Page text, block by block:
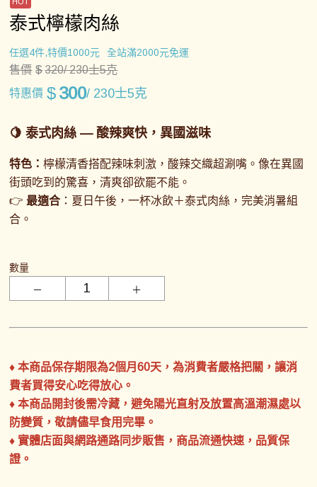
泰式檸檬肉絲
任選4件,特價1000元 全站滿2000元免運
售價 $320/ 230士5克
特惠價 $300/ 230士5克
🍋泰式肉絲 — 酸辣爽快，異國滋味
特色：檸檬清香搭配辣味刺激，酸辣交織超涮嘴。像在異國
街頭吃到的驚喜，清爽卻欲罷不能。
👉 最適合 ：夏日午後，一杯冰飲＋泰式肉絲，完美消暑組
合。
數量
♦ 本商品保存期限為2個月60天，為消費者嚴格把關，讓消
費者買得安心吃得放心。
♦ 本商品開封後需冷藏，避免陽光直射及放置高溫潮濕處以
防變質，敬請儘早食用完畢。
♦ 實體店面與網路通路同步販售，商品流通快速，品質保
證。